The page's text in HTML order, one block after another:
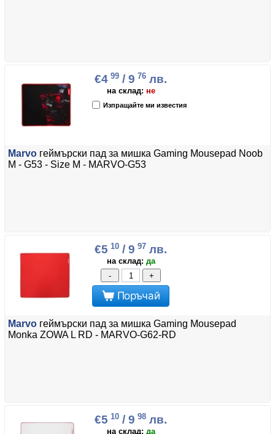
€4 99 / 9 76 лв.
на склад: не
Изпращайте ми известия
Marvo геймърски пад за мишка Gaming Mousepad Noob
M - G53 - Size M - MARVO-G53
€5 10 / 9 97 лв.
на склад: да
-
+
Поръчай
Marvo геймърски пад за мишка Gaming Mousepad
Monka ZOWA L RD - MARVO-G62-RD
€5 10 / 9 98 лв.
на склад: да